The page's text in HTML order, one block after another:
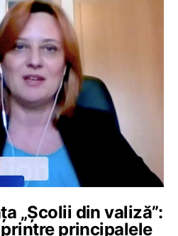
„Școlii din valiză”:
principalele